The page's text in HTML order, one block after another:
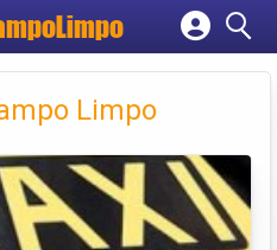
empresa
conta Limpo